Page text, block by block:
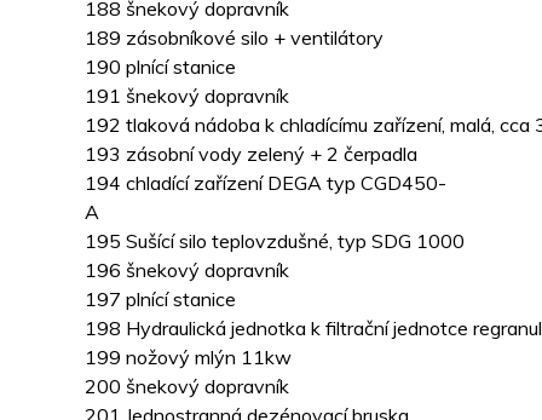
188 šnekový dopravník
189 zásobníkové silo + ventilátory
190 plnící stanice
191 šnekový dopravník
192 tlaková nádoba k chladícímu zařízení, malá, cca
193 zásobní vody zelený + 2 čerpadla
194 chladící zařízení DEGA typ CGD450-
A
195 Sušící silo teplovzdušné, typ SDG 1000
196 šnekový dopravník
197 plnící stanice
198 Hydraulická jednotka k filtrační jednotce
199 nožový mlýn 11kw
200 šnekový dopravník